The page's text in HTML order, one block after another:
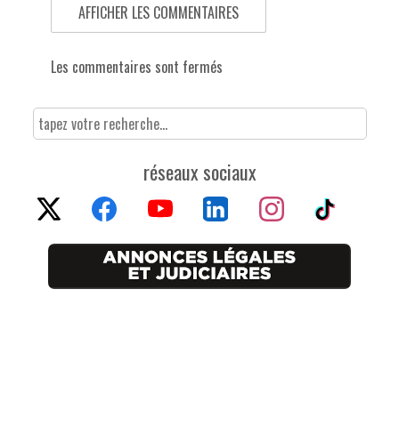
AFFICHER LES COMMENTAIRES
Les commentaires sont fermés
réseaux sociaux